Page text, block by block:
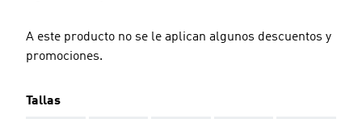
A este producto no se le aplican algunos descuentos y
promociones.
Tallas